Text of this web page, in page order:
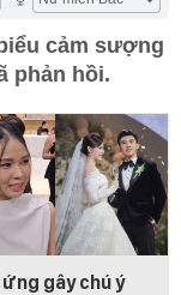
cảm sượng
phản hồi.
ứng gây chú ý